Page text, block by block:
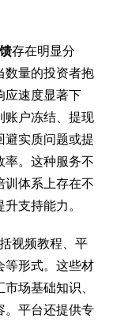
存在明显分
数量的投资者抱
应速度显著下
账户冻结、提现
避实质问题或提
率。这种服务不
训体系上存在不
支持能力。
视频教程、平
等形式。这些材
场基础知识、
。平台还提供专